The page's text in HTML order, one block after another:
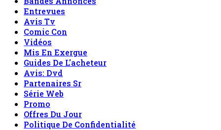
Entrevues
Avis Tv
Comic Con
Vidéos
Mis En Exergue
Guides De L'acheteur
Avis: Dvd
Partenaires Sr
Série Web
Promo
Offres Du Jour
Politique De Confidentialité